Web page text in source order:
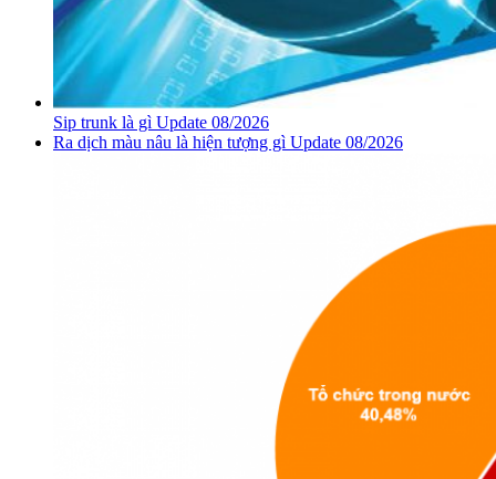
Sip trunk là gì Update 08/2026
Ra dịch màu nâu là hiện tượng gì Update 08/2026